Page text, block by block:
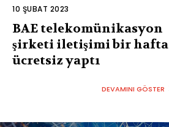
10 ŞUBAT 2023
BAE telekomünikasyon
şirketi iletişimi bir hafta
ücretsiz yaptı
DEVAMINI GÖSTER